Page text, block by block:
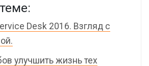
Desk 2016. Взгляд с
улучшить жизнь тех